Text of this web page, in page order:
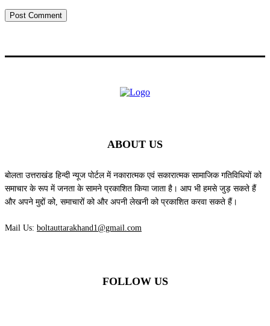
ABOUT US
बोलता उत्तराखंड हिन्दी न्यूज पोर्टल में नकारात्मक एवं सकारात्मक सामाजिक गतिविधियों को
समाचार के रूप में जनता के सामने प्रकाशित किया जाता है। आप भी हमसे जुड़ सकते हैं
और अपने मुद्दों को, समाचारों को और अपनी लेखनी को प्रकाशित करवा सकते हैं।
Mail Us: boltauttarakhand1@gmail.com
FOLLOW US